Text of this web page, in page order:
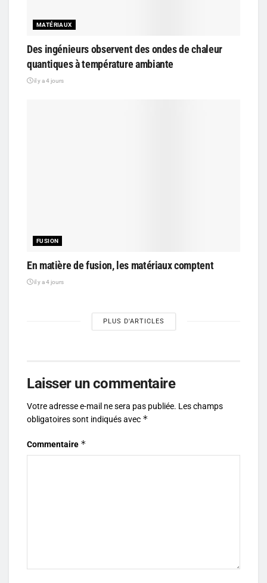
MATÉRIAUX
Des ingénieurs observent des ondes de chaleur
quantiques à température ambiante
il y a 4 jours
FUSION
En matière de fusion, les matériaux comptent
il y a 4 jours
PLUS D'ARTICLES
Laisser un commentaire
Votre adresse e-mail ne sera pas publiée. Les champs
obligatoires sont indiqués avec *
Commentaire *